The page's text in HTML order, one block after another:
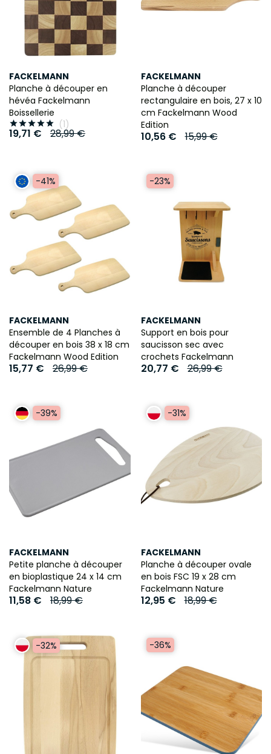
FACKELMANN
Planche à découper en
hévéa Fackelmann
Boissellerie
 (1)
19,71 € 28,99 €
FACKELMANN
Planche à découper
rectangulaire en bois, 27 x 10
cm Fackelmann Wood
Edition
10,56 € 15,99 €
-41%
FACKELMANN
Ensemble de 4 Planches à
découper en bois 38 x 18 cm
Fackelmann Wood Edition
15,77 € 26,99 €
-23%
FACKELMANN
Support en bois pour
saucisson sec avec
crochets Fackelmann
20,77 € 26,99 €
-39%
FACKELMANN
Petite planche à découper
en bioplastique 24 x 14 cm
Fackelmann Nature
11,58 € 18,99 €
-31%
FACKELMANN
Planche à découper ovale
en bois FSC 19 x 28 cm
Fackelmann Nature
12,95 € 18,99 €
-32% -36%